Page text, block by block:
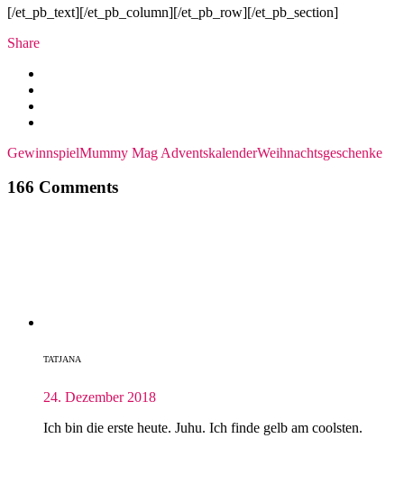
[/et_pb_text][/et_pb_column][/et_pb_row][/et_pb_section]
Share
GewinnspielMummy Mag AdventskalenderWeihnachtsgeschenke
166 Comments
TATJANA
24. Dezember 2018
Ich bin die erste heute. Juhu. Ich finde gelb am coolsten.